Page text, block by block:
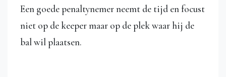
Een goede penaltynemer neemt de tijd en focust
niet op de keeper maar op de plek waar hij de
bal wil plaatsen.